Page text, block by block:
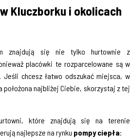
Kluczborku i okolicach
znajdują się nie tylko hurtownie z
placówki te rozparcelowane są w
Jeśli chcesz łatwo odszukać miejsca, w
najbliżej Ciebie, skorzystaj z tej
które znajdują się na terenie
najlepsze na rynku pompy ciepła: